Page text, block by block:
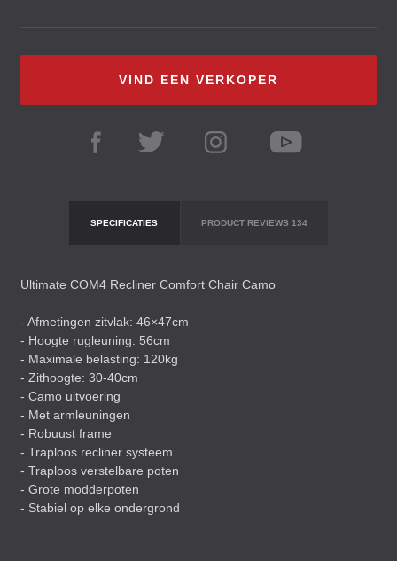
VIND EEN VERKOPER
SPECIFICATIES PRODUCT REVIEWS 134
Ultimate COM4 Recliner Comfort Chair Camo
- Afmetingen zitvlak: 46×47cm
- Hoogte rugleuning: 56cm
- Maximale belasting: 120kg
- Zithoogte: 30-40cm
- Camo uitvoering
- Met armleuningen
- Robuust frame
- Traploos recliner systeem
- Traploos verstelbare poten
- Grote modderpoten
- Stabiel op elke ondergrond